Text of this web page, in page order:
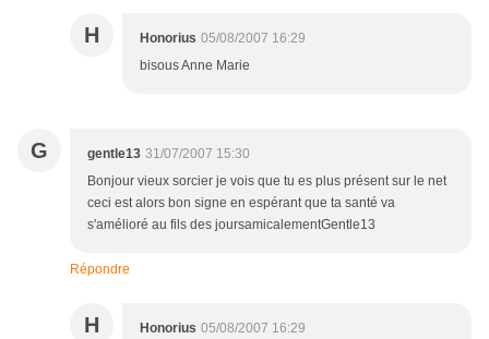
H Honorius 05/08/2007 16:29
bisous Anne Marie
G gentle13 31/07/2007 15:30
Bonjour vieux sorcier je vois que tu es plus présent sur le net
ceci est alors bon signe en espérant que ta santé va
s'amélioré au fils des joursamicalementGentle13
Répondre
H Honorius 05/08/2007 16:29